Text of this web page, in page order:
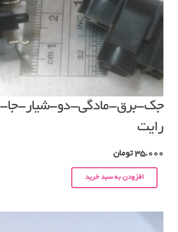
جک-برق-مادگی-دو-شیار-
رایت
35.000 تومان
افزودن به سبد خرید